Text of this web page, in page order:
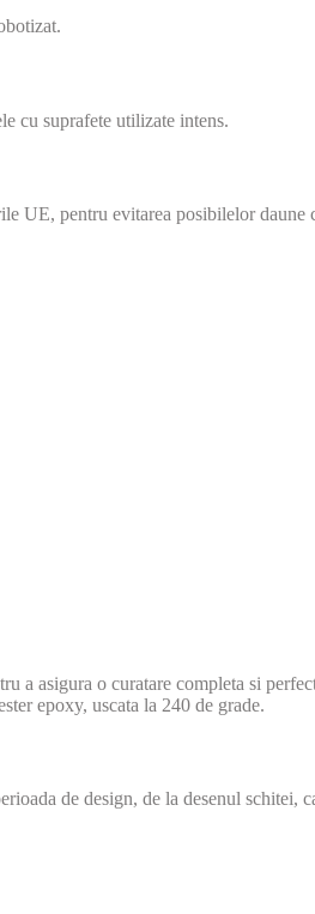
cu suprafete utilizate intens.
UE, pentru evitarea posibilelor daune
a asigura o curatare completa si
epoxy, uscata la 240 de grade.
de design, de la desenul